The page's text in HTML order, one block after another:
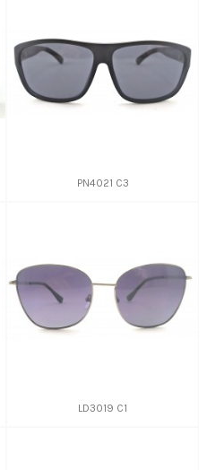
PN4021 C3
LD3019 C1